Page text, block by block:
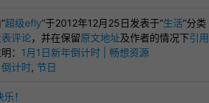
超级efly”于2012年12月25日发表于“生活”分类
表评论，并在保留原文地址及作者的情况下引用
： 1月1日新年倒计时 | 畅想资源
倒计时, 节日
！